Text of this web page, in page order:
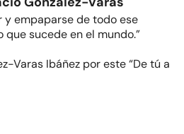
y empaparse de todo ese
sucede en el mundo.”
Varas Ibáñez por este “De tú a